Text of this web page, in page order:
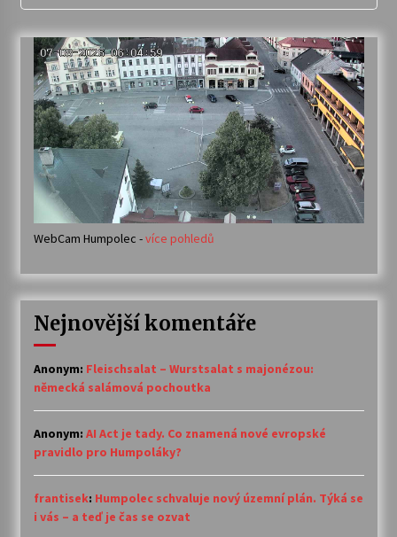
WebCam Humpolec -více pohledů
Nejnovější komentáře
Anonym: Fleischsalat – Wurstsalat s majonézou:
německá salámová pochoutka
Anonym: AI Act je tady. Co znamená nové evropské
pravidlo pro Humpoláky?
frantisek: Humpolec schvaluje nový územní plán. Týká se
i vás – a teď je čas se ozvat